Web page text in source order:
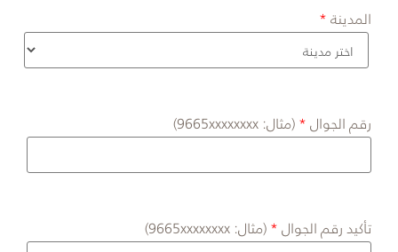
المدينة
رقم الجوال (مثال: 9665xxxxxxxx)
تأكيد رقم الجوال (مثال: 9665xxxxxxxx)